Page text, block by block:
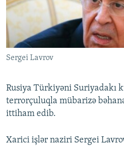
FOTOQALEREYA
İNFOQRAFIKA
KARIKATURA
OXU ZALI
AZƏRBAYCAN ƏDƏBIYYATI KITABXANASI
İSLAM VƏ DEMOKRATIYA
HAQQIMIZDA
MISSIYAMIZ
PEŞƏ ETIKASI VƏ JURNALISTIKA
AZADLIQRADIOSU MOBIL
BIZIMLƏ ƏLAQƏ
BIZI IZLƏ
RFE/RL-in bütün saytları
Sergei Lavrov
Rusiya Türkiyəni Suriyadakı
terrorçuluqla mübarizə
ittiham edib.
Xarici işlər naziri Sergei